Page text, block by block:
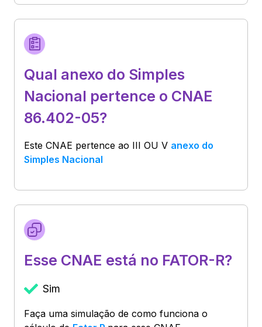
Qual anexo do Simples
Nacional pertence o CNAE
86.402-05?
Este CNAE pertence ao III OU V anexo do
Simples Nacional
Esse CNAE está no FATOR-R?
Sim
Faça uma simulação de como funciona o